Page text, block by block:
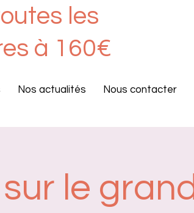
les
à 160€
Nos actualités Nous contacter
sur le grand